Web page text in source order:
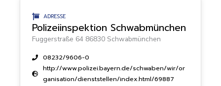
ADRESSE
Polizeiinspektion Schwabmünchen
Fuggerstraße 64 86830 Schwabmünchen
08232/9606-0
http://www.polizei.bayern.de/schwaben/wir/or
ganisation/dienststellen/index.html/69887